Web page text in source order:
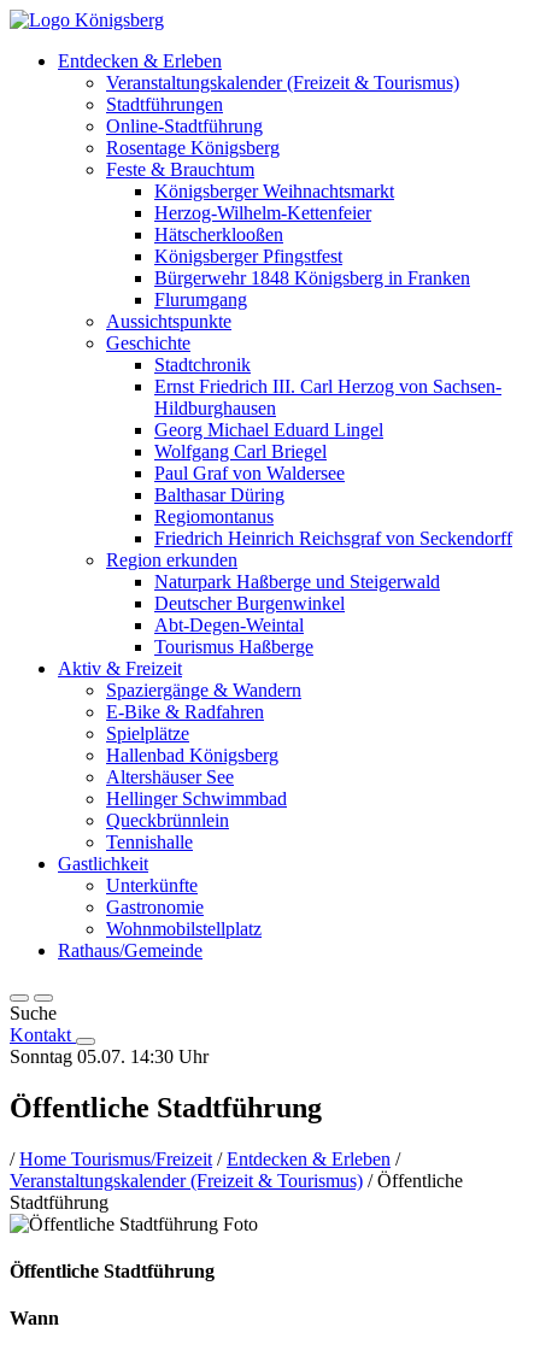
Entdecken & Erleben
Veranstaltungskalender (Freizeit & Tourismus)
Stadtführungen
Online-Stadtführung
Rosentage Königsberg
Feste & Brauchtum
Königsberger Weihnachtsmarkt
Herzog-Wilhelm-Kettenfeier
Hätscherklooßen
Königsberger Pfingstfest
Bürgerwehr 1848 Königsberg in Franken
Flurumgang
Aussichtspunkte
Geschichte
Stadtchronik
Ernst Friedrich III. Carl Herzog von Sachsen-
Hildburghausen
Georg Michael Eduard Lingel
Wolfgang Carl Briegel
Paul Graf von Waldersee
Balthasar Düring
Regiomontanus
Friedrich Heinrich Reichsgraf von Seckendorff
Region erkunden
Naturpark Haßberge und Steigerwald
Deutscher Burgenwinkel
Abt-Degen-Weintal
Tourismus Haßberge
Aktiv & Freizeit
Spaziergänge & Wandern
E-Bike & Radfahren
Spielplätze
Hallenbad Königsberg
Altershäuser See
Hellinger Schwimmbad
Queckbrünnlein
Tennishalle
Gastlichkeit
Unterkünfte
Gastronomie
Wohnmobilstellplatz
Rathaus/Gemeinde
Suche
Kontakt
Sonntag 05.07. 14:30 Uhr
Öffentliche Stadtführung
/Home Tourismus/Freizeit /Entdecken & Erleben /
Veranstaltungskalender (Freizeit & Tourismus) /Öffentliche
Stadtführung
Öffentliche Stadtführung
Wann